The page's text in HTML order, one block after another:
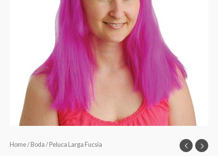
Home/ Boda / Peluca Larga Fucsia